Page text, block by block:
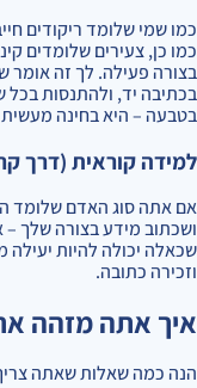
כמו שמי שלומד ריקודים
כמו כן, צעירים שלומדים
בצורה פעילה. לך זה אומר
בכתיבה יד, ולהתנסות
בטבעה – היא בחינה
למידה קוראית (דרך
אם אתה סוג האדם שלומד
ושכתוב מידע בצורה שלך –
שכאלה יכולה להיות
וזכירה כתובה.
איך אתה מזהה
הנה כמה שאלות שאתה